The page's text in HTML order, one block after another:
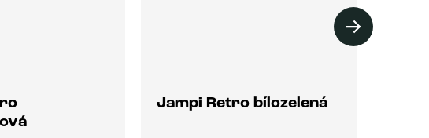
Jampi Retro bílozelená